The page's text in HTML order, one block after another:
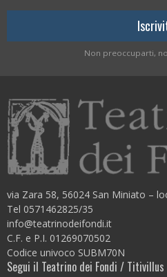
Non preoccuparti,
via Zara 58, 56024 San Miniato –
Tel 0571462825/35
info@teatrinodeifondi.it
C.F. e P.I. 01269070502
Codice univoco SUBM70N
Segui il Teatrino dei Fondi / Titivillus